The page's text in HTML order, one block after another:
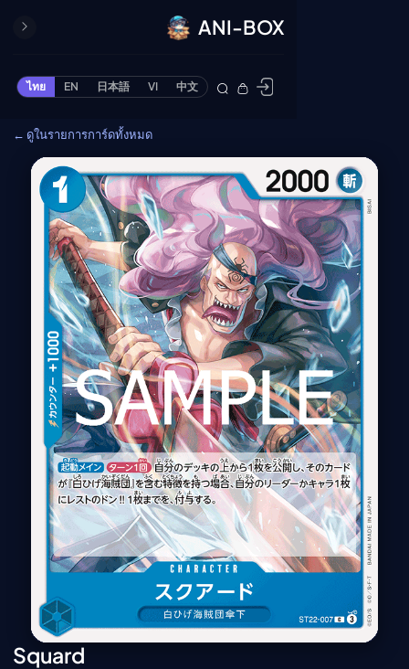
ANI-BOX
ไทย EN 日本語 VI 中文
ปิด
ONE PIECE
Collection
Deck Builder
My-Collection
Deck Library
Deck Share
PREMIUM SERVICE
ทีวีออนไลน์
แนะนำรายการทีวี
อนิเมะ
ตารางออกอากาศอนิ
เมะ (คืนนี้)
ตารางออกอากาศอนิ
เมะ
← ดูในรายการการ์ดทั้งหมด
Squard